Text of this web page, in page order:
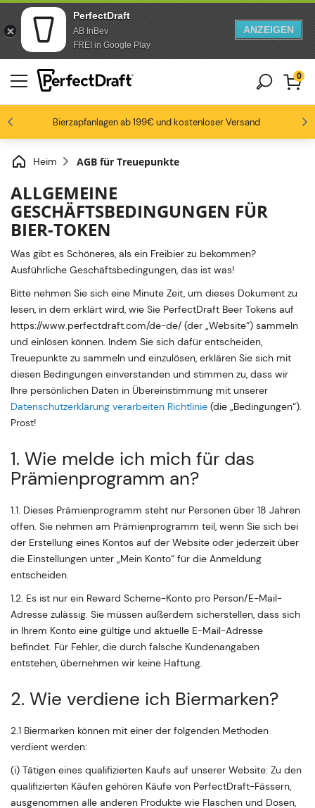
PerfectDraft
AB InBev
FREI in Google Play
ANZEIGEN
Zum Inhalt springen
Zur Fußzeile springen
Bierzapfanlagen ab 199€ und kostenloser Versand
-15% ab 3 Fässen, -20% ab 6 Fässern
Bis zu -20% auf ausgewählte Packs
Bierbegeisterte lieben uns 4.6/5
0
Heim AGB für Treuepunkte
ALLGEMEINE
GESCHÄFTSBEDINGUNGEN FÜR
BIER-TOKEN
Was gibt es Schöneres, als ein Freibier zu bekommen?
Ausführliche Geschäftsbedingungen, das ist was!
Bitte nehmen Sie sich eine Minute Zeit, um dieses Dokument zu
lesen, in dem erklärt wird, wie Sie PerfectDraft Beer Tokens auf
https://www.perfectdraft.com/de-de/ (der „Website“) sammeln
und einlösen können. Indem Sie sich dafür entscheiden,
Treuepunkte zu sammeln und einzulösen, erklären Sie sich mit
diesen Bedingungen einverstanden und stimmen zu, dass wir
Ihre persönlichen Daten in Übereinstimmung mit unserer
Datenschutzerklärung verarbeiten Richtlinie (die „Bedingungen“).
Prost!
1. Wie melde ich mich für das
Prämienprogramm an?
1.1. Dieses Prämienprogramm steht nur Personen über 18 Jahren
offen. Sie nehmen am Prämienprogramm teil, wenn Sie sich bei
der Erstellung eines Kontos auf der Website oder jederzeit über
die Einstellungen unter „Mein Konto“ für die Anmeldung
entscheiden.
1.2. Es ist nur ein Reward Scheme-Konto pro Person/E-Mail-
Adresse zulässig. Sie müssen außerdem sicherstellen, dass sich
in Ihrem Konto eine gültige und aktuelle E-Mail-Adresse
befindet. Für Fehler, die durch falsche Kundenangaben
entstehen, übernehmen wir keine Haftung.
2. Wie verdiene ich Biermarken?
2.1 Biermarken können mit einer der folgenden Methoden
verdient werden:
(i) Tätigen eines qualifizierten Kaufs auf unserer Website: Zu den
qualifizierten Käufen gehören Käufe von PerfectDraft-Fässern,
ausgenommen alle anderen Produkte wie Flaschen und Dosen,